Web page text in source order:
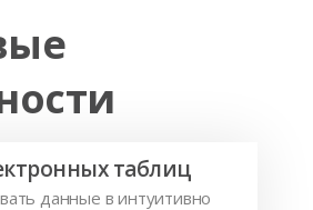
таблиц
данные в интуитивно